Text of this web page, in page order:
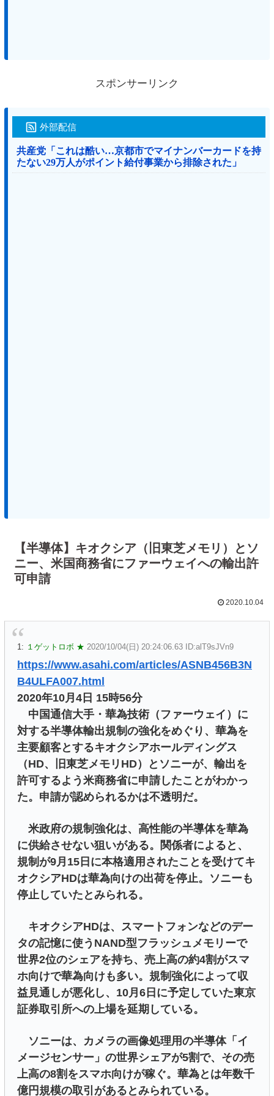
スポンサーリンク
外部配信
共産党「これは酷い…京都市でマイナンバーカードを持
たない29万人がポイント給付事業から排除された」
【半導体】キオクシア（旧東芝メモリ）とソ
ニー、米国商務省にファーウェイへの輸出許
可申請
2020.10.04
1: １ゲットロボ ★ 2020/10/04(日) 20:24:06.63 ID:alT9sJVn9
https://www.asahi.com/articles/ASNB456B3N
B4ULFA007.html
2020年10月4日 15時56分
中国通信大手・華為技術（ファーウェイ）に
対する半導体輸出規制の強化をめぐり、華為を
主要顧客とするキオクシアホールディングス
（HD、旧東芝メモリHD）とソニーが、輸出を
許可するよう米商務省に申請したことがわかっ
た。申請が認められるかは不透明だ。
米政府の規制強化は、高性能の半導体を華為
に供給させない狙いがある。関係者によると、
規制が9月15日に本格適用されたことを受けてキ
オクシアHDは華為向けの出荷を停止。ソニーも
停止していたとみられる。
キオクシアHDは、スマートフォンなどのデー
タの記憶に使うNAND型フラッシュメモリーで
世界2位のシェアを持ち、売上高の約4割がスマ
ホ向けで華為向けも多い。規制強化によって収
益見通しが悪化し、10月6日に予定していた東京
証券取引所への上場を延期している。
ソニーは、カメラの画像処理用の半導体「イ
メージセンサー」の世界シェアが5割で、その売
上高の8割をスマホ向けが稼ぐ。華為とは年数千
億円規模の取引があるとみられている。